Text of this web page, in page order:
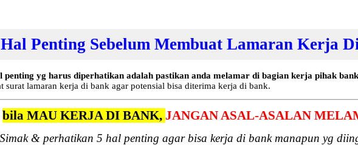
Penting Sebelum Membuat Lamaran Kerja
yg harus diperhatikan adalah pastikan anda melamar di bagian kerja pihak
surat lamaran kerja di bank agar potensial bisa diterima kerja di bank.
bila MAU KERJA DI BANK, JANGAN ASAL-ASALAN
Simak & perhatikan 5 hal penting agar bisa kerja di bank manapun yg